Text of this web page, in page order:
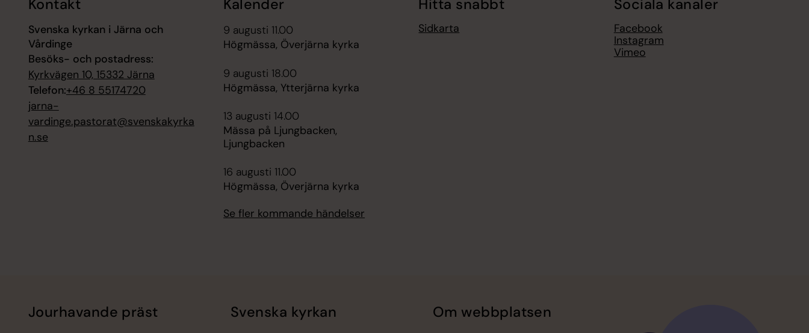
Kontakt
Svenska kyrkan i Järna och
Vårdinge
Besöks- och postadress:
Kyrkvägen 10, 15332 Järna
Telefon:+46 8 55174720
jarna-
vardinge.pastorat@svenskakyrka
n.se
Kalender
9 augusti 11.00
Högmässa, Överjärna kyrka
9 augusti 18.00
Högmässa, Ytterjärna kyrka
13 augusti 14.00
Mässa på Ljungbacken,
Ljungbacken
16 augusti 11.00
Högmässa, Överjärna kyrka
Se fler kommande händelser
Hitta snabbt
Sidkarta
Sociala kanaler
Facebook
Instagram
Vimeo
Jourhavande präst Svenska kyrkan Om webbplatsen